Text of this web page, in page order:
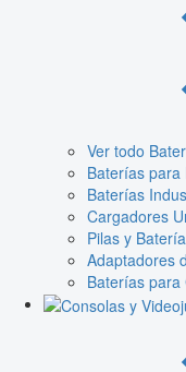
Ver todo
Baterías para
Baterías
Cargadores
Pilas y
Adaptadores
Baterías para